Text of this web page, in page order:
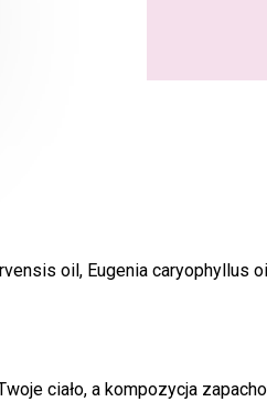
oil, Eugenia caryophyllus
ciało, a kompozycja